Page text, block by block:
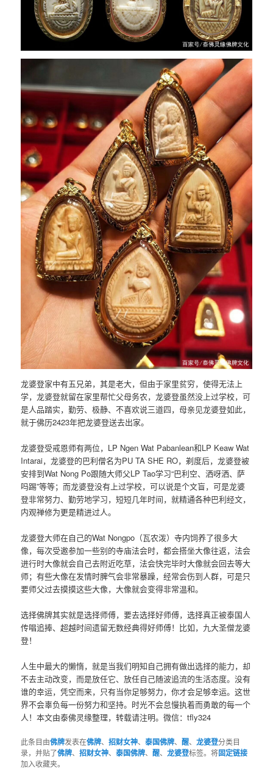
龙婆登家中有五兄弟，其是老大，但由于家里贫穷，使得无法上
学，龙婆登就留在家里帮忙父母务农，龙婆登虽然没上过学校，可
是人品踏实，勤劳、极静、不喜欢说三道四，母亲见龙婆登如此，
就于佛历2423年把龙婆登送去出家。
龙婆登受戒恩师有两位，LP Ngen Wat Pabanlean和LP Keaw Wat
Intarai，龙婆登的巴利僧名为PU TA SHE RO，剃度后，龙婆登被
安排到Wat Nong Po跟随大师父LP Tao学习“巴利空、洒呀洒、萨
吗踢”等等；而龙婆登没有上过学校，可以说是个文盲，可是龙婆
登非常努力、勤劳地学习，短短几年时间，就精通各种巴利经文，
内观禅修为更是精进过人。
龙婆登大师在自己的Wat Nongpo（瓦农泼）寺内饲养了很多大
像，每次受邀参加一些别的寺庙法会时，都会搭坐大像往返，法会
进行时大像就会自己去附近吃草，法会快完毕时大像就会回去等大
师；有些大像在发情时脾气会非常暴躁，经常会伤到人群，可是只
要师父过去摸摸这些大像，大像就会变得非常温和。
选择佛牌其实就是选择师傅，要去选择好师傅，选择真正被泰国人
传唱追捧、超越时间遗留无数经典得好师傅！比如，九大圣僧龙婆
登！
人生中最大的懒惰，就是当我们明知自己拥有做出选择的能力，却
不去主动改变，而是放任它、放任自己随波追流的生活态度。没有
谁的幸运，凭空而来，只有当你足够努力，你才会足够幸运。这世
界不会辜负每一份努力和坚持。时光不会怠慢执着而勇敢的每一个
人！本文由泰佛灵缘整理，转载请注明。微信：tfly324
此条目由佛牌发表在佛牌、招财女神、泰国佛牌、醒、龙婆登分类目
录，并贴了佛牌、招财女神、泰国佛牌、醒、龙婆登标签。将固定链接
加入收藏夹。